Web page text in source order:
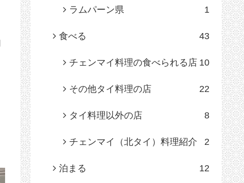
ラムパーン県 1
食べる 43
チェンマイ料理の食べられる店 10
その他タイ料理の店 22
タイ料理以外の店 8
チェンマイ（北タイ）料理紹介 2
泊まる 12